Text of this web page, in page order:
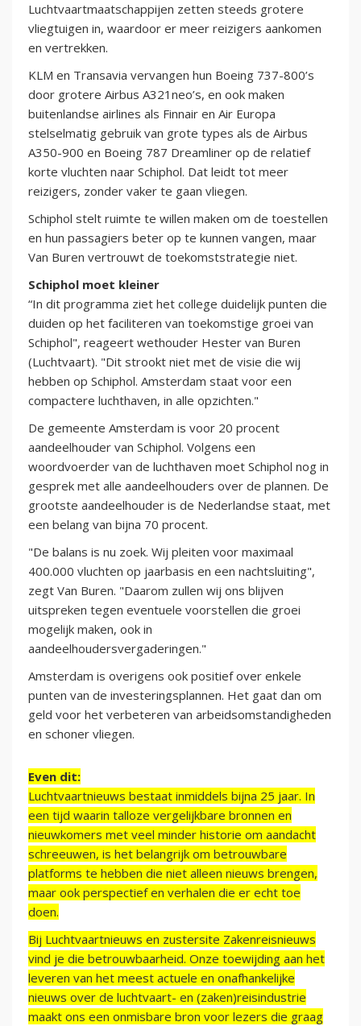
Luchtvaartmaatschappijen zetten steeds grotere
vliegtuigen in, waardoor er meer reizigers aankomen
en vertrekken.
KLM en Transavia vervangen hun Boeing 737-800’s
door grotere Airbus A321neo’s, en ook maken
buitenlandse airlines als Finnair en Air Europa
stelselmatig gebruik van grote types als de Airbus
A350-900 en Boeing 787 Dreamliner op de relatief
korte vluchten naar Schiphol. Dat leidt tot meer
reizigers, zonder vaker te gaan vliegen.
Schiphol stelt ruimte te willen maken om de toestellen
en hun passagiers beter op te kunnen vangen, maar
Van Buren vertrouwt de toekomststrategie niet.
Schiphol moet kleiner
“In dit programma ziet het college duidelijk punten die
duiden op het faciliteren van toekomstige groei van
Schiphol", reageert wethouder Hester van Buren
(Luchtvaart). "Dit strookt niet met de visie die wij
hebben op Schiphol. Amsterdam staat voor een
compactere luchthaven, in alle opzichten."
De gemeente Amsterdam is voor 20 procent
aandeelhouder van Schiphol. Volgens een
woordvoerder van de luchthaven moet Schiphol nog in
gesprek met alle aandeelhouders over de plannen. De
grootste aandeelhouder is de Nederlandse staat, met
een belang van bijna 70 procent.
"De balans is nu zoek. Wij pleiten voor maximaal
400.000 vluchten op jaarbasis en een nachtsluiting",
zegt Van Buren. "Daarom zullen wij ons blijven
uitspreken tegen eventuele voorstellen die groei
mogelijk maken, ook in
aandeelhoudersvergaderingen."
Amsterdam is overigens ook positief over enkele
punten van de investeringsplannen. Het gaat dan om
geld voor het verbeteren van arbeidsomstandigheden
en schoner vliegen.
Even dit:
Luchtvaartnieuws bestaat inmiddels bijna 25 jaar. In
een tijd waarin talloze vergelijkbare bronnen en
nieuwkomers met veel minder historie om aandacht
schreeuwen, is het belangrijk om betrouwbare
platforms te hebben die niet alleen nieuws brengen,
maar ook perspectief en verhalen die er echt toe
doen.
Bij Luchtvaartnieuws en zustersite Zakenreisnieuws
vind je die betrouwbaarheid. Onze toewijding aan het
leveren van het meest actuele en onafhankelijke
nieuws over de luchtvaart- en (zaken)reisindustrie
maakt ons een onmisbare bron voor lezers die graag